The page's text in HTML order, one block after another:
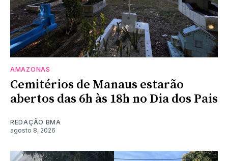
AMAZONAS
Cemitérios de Manaus estarão
abertos das 6h às 18h no Dia dos Pais
REDAÇÃO BMA
agosto 8, 2026